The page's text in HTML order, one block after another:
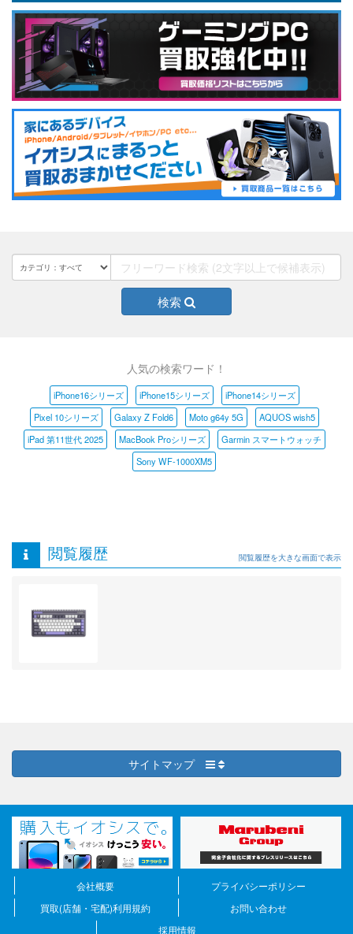
検索
人気の検索ワード！
iPhone16シリーズ iPhone15シリーズ
iPhone14シリーズ
Pixel 10シリーズ
Galaxy Z Fold6 Moto g64y 5G
AQUOS wish5
iPad 第11世代 2025
MacBook Proシリーズ
Garmin スマートウォッチ
Sony WF-1000XM5
閲覧履歴 閲覧履歴を大きな画面で表示
サイトマップ
会社概要
プライバシーポリシー
買取(店舗・宅配)利用規約
お問い合わせ
採用情報